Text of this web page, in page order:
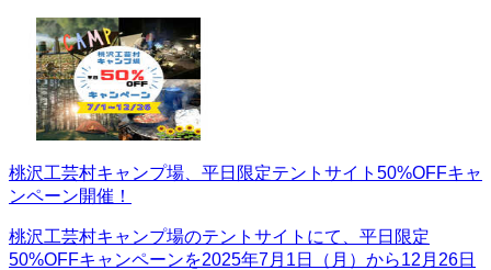
桃沢工芸村キャンプ場、平日限定テントサイト50%OFFキャ
ンペーン開催！
桃沢工芸村キャンプ場のテントサイトにて、平日限定
50%OFFキャンペーンを2025年7月1日（月）から12月26日